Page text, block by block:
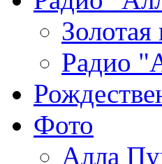
Золотая
Радио
Фото
Алла